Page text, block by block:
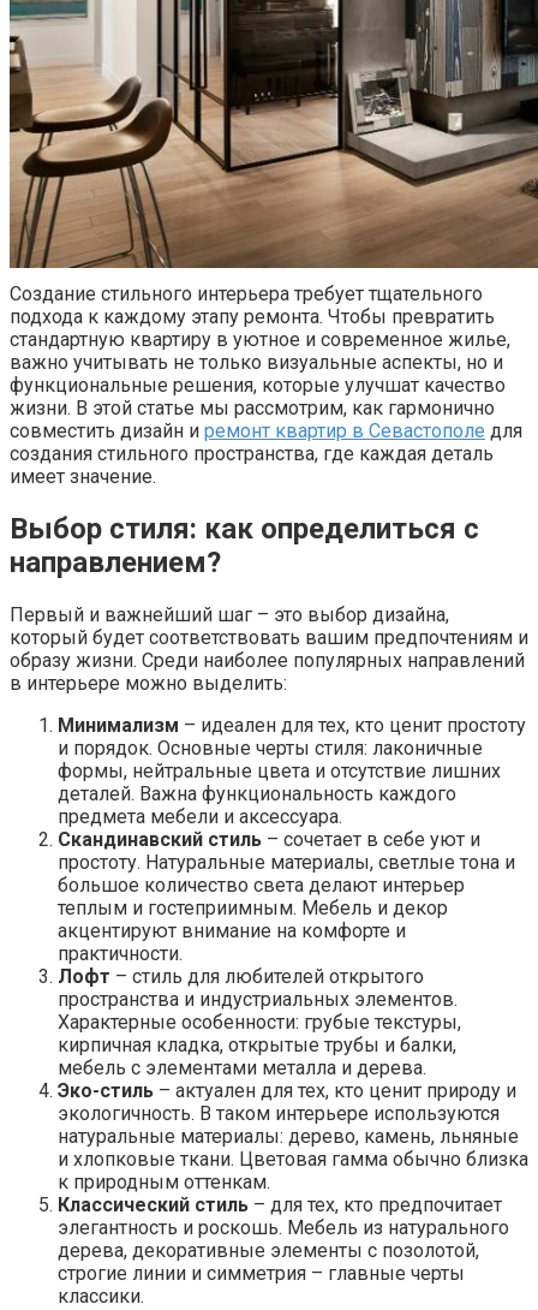
Создание стильного интерьера требует тщательного
подхода к каждому этапу ремонта. Чтобы превратить
стандартную квартиру в уютное и современное жилье,
важно учитывать не только визуальные аспекты, но и
функциональные решения, которые улучшат качество
жизни. В этой статье мы рассмотрим, как гармонично
совместить дизайн и ремонт квартир в Севастополе для
создания стильного пространства, где каждая деталь
имеет значение.
Выбор стиля: как определиться с
направлением?
Первый и важнейший шаг – это выбор дизайна,
который будет соответствовать вашим предпочтениям и
образу жизни. Среди наиболее популярных направлений
в интерьере можно выделить:
Минимализм – идеален для тех, кто ценит простоту
и порядок. Основные черты стиля: лаконичные
формы, нейтральные цвета и отсутствие лишних
деталей. Важна функциональность каждого
предмета мебели и аксессуара.
Скандинавский стиль – сочетает в себе уют и
простоту. Натуральные материалы, светлые тона и
большое количество света делают интерьер
теплым и гостеприимным. Мебель и декор
акцентируют внимание на комфорте и
практичности.
Лофт – стиль для любителей открытого
пространства и индустриальных элементов.
Характерные особенности: грубые текстуры,
кирпичная кладка, открытые трубы и балки,
мебель с элементами металла и дерева.
Эко-стиль – актуален для тех, кто ценит природу и
экологичность. В таком интерьере используются
натуральные материалы: дерево, камень, льняные
и хлопковые ткани. Цветовая гамма обычно близка
к природным оттенкам.
Классический стиль – для тех, кто предпочитает
элегантность и роскошь. Мебель из натурального
дерева, декоративные элементы с позолотой,
строгие линии и симметрия – главные черты
классики.